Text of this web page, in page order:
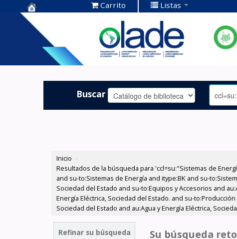
Centro de
Documentación
OLADE -
Carrito Listas
Buscar
Inicio ›
Resultados de la búsqueda para 'ccl=su:"Sistemas de
and su-to:Sistemas de Energía and itype:BK and su-
Sociedad del Estado and su-to:Equipos y Accesorios and
Energía Eléctrica, Sociedad del Estado. and su-
Sociedad del Estado and au:Agua y Energía Eléctrica,
Refinar su búsqueda Su búsqueda